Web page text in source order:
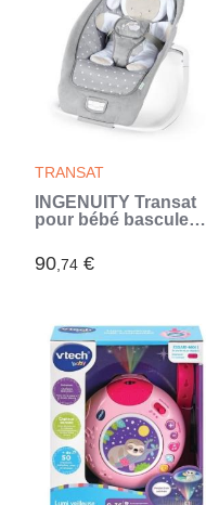
TRANSAT
INGENUITY Transat
pour bébé bascule
Mouton - Position fixe
ou bascule,cadeau
90,74 €